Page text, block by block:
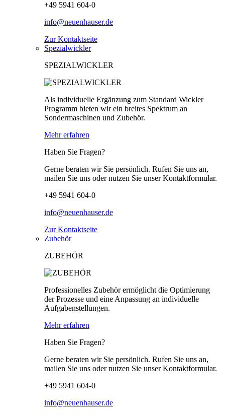
+49 5941 604-0
info@neuenhauser.de
Zur Kontaktseite
Spezialwickler
SPEZIALWICKLER
Als individuelle Ergänzung zum Standard Wickler
Programm bieten wir ein breites Spektrum an
Sondermaschinen und Zubehör.
Mehr erfahren
Haben Sie Fragen?
Gerne beraten wir Sie persönlich. Rufen Sie uns an,
mailen Sie uns oder nutzen Sie unser Kontaktformular.
+49 5941 604-0
info@neuenhauser.de
Zur Kontaktseite
Zubehör
ZUBEHÖR
Professionelles Zubehör ermöglicht die Optimierung
der Prozesse und eine Anpassung an individuelle
Aufgabenstellungen.
Mehr erfahren
Haben Sie Fragen?
Gerne beraten wir Sie persönlich. Rufen Sie uns an,
mailen Sie uns oder nutzen Sie unser Kontaktformular.
+49 5941 604-0
info@neuenhauser.de